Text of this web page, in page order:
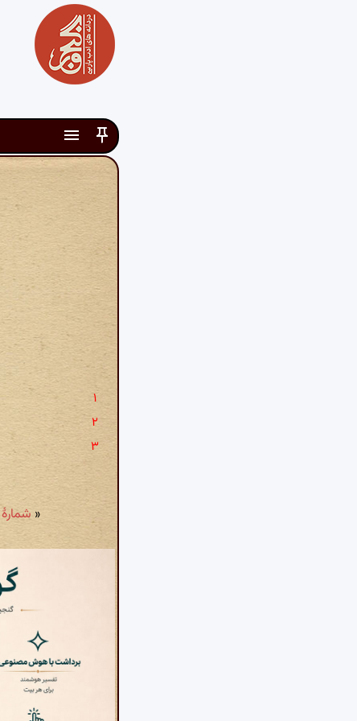
« شمارهٔ ۵۲۲: یاد مستان ندهد آدم هشیار، سرود